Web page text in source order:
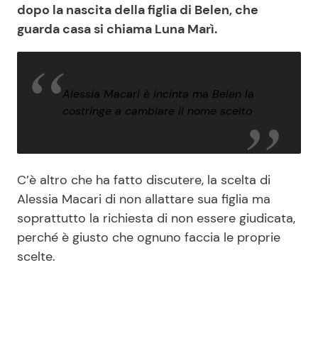
dopo la nascita della figlia di Belen, che
guarda casa si chiama Luna Marì.
Alessia Macari è incinta ma Belen la
costringe a cambiare il nome scelto
C’è altro che ha fatto discutere, la scelta di
Alessia Macari di non allattare sua figlia ma
soprattutto la richiesta di non essere giudicata,
perché è giusto che ognuno faccia le proprie
scelte.